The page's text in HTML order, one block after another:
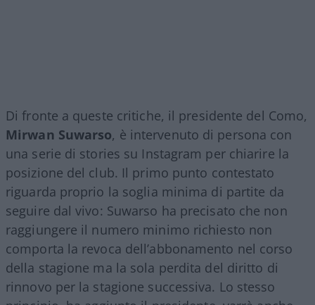
Di fronte a queste critiche, il presidente del Como,
Mirwan Suwarso, è intervenuto di persona con
una serie di stories su Instagram per chiarire la
posizione del club. Il primo punto contestato
riguarda proprio la soglia minima di partite da
seguire dal vivo: Suwarso ha precisato che non
raggiungere il numero minimo richiesto non
comporta la revoca dell’abbonamento nel corso
della stagione ma la sola perdita del diritto di
rinnovo per la stagione successiva. Lo stesso